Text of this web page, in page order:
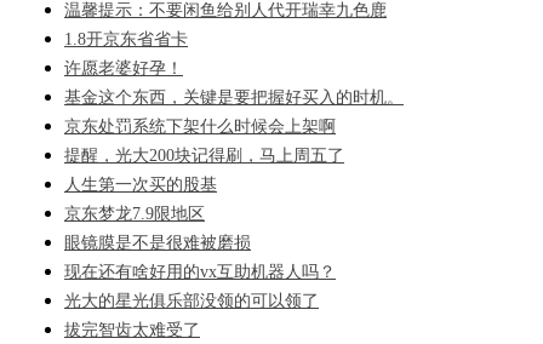
温馨提示：不要闲鱼给别人代开瑞幸九色鹿
1.8开京东省省卡
许愿老婆好孕！
基金这个东西，关键是要把握好买入的时机。
京东处罚系统下架什么时候会上架啊
提醒，光大200块记得刷，马上周五了
人生第一次买的股基
京东梦龙7.9限地区
眼镜膜是不是很难被磨损
现在还有啥好用的vx互助机器人吗？
光大的星光俱乐部没领的可以领了
拔完智齿太难受了